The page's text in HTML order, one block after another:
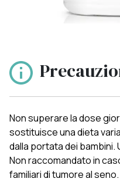
Non superare la dose
sostituisce una dieta
dalla portata dei
Non raccomandato in
familiari di tumore al seno.